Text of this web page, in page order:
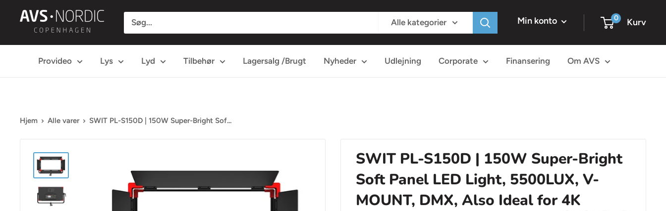
AVS
Nordic
Alle kategorier Min konto 0 Kurv
Provideo Lys Lyd Tilbehør Lagersalg /Brugt Nyheder Udlejning Corporate Finansering Om AVS
Hjem Alle varer SWIT PL-S150D | 150W Super-Bright Sof...
SWIT PL-S150D | 150W Super-Bright
Soft Panel LED Light, 5500LUX, V-
MOUNT, DMX, Also Ideal for 4K